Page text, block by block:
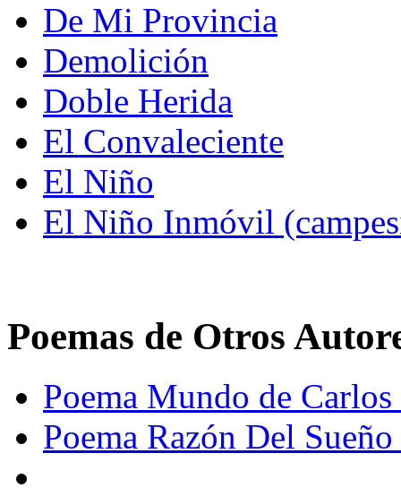
De Mi Provincia
Demolición
Doble Herida
El Convaleciente
El Niño
El Niño Inmóvil
Poemas de Otros
Poema Mundo de
Poema Razón Del